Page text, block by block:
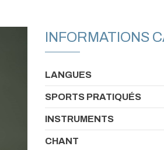
INFORMATIONS
LANGUES
SPORTS PRATIQUÉS
INSTRUMENTS
CHANT